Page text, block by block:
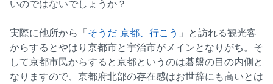
いのではないでしょうか？
実際に他所から「そうだ 京都、行こう 」と訪れる観光客
からするとやはり京都市と宇治市がメインとなりがち。そ
して京都市民からすると京都というのは碁盤の目の内側と
なりますので、京都府北部の存在感はお世辞にも高いとは